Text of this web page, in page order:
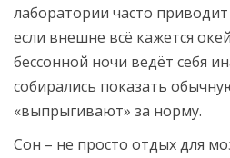
лаборатории часто
если внешне всё кажется
бессонной ночи ведёт себя
собирались показать
«выпрыгивают» за норму.
Сон – не просто отдых для